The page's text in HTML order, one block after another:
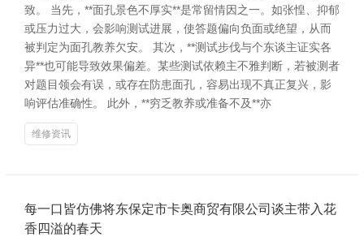
致。 当先，**面孔景色不厚实**是常留情因之一。如张惶、抑郁
或压力过大，会影响测试进展，使答题偏向负面或绝望，从而
被判定为面孔教养欠安。 其次，**测试步伐与个东谈主证实各
异**也可能导致效果偏差。某些测试依赖主不雅判断，若被测者
对题目领会有误，或存在防患面孔，容易出现不真正复兴，影
响评估准确性。 此外，**穷乏教养或准备不及**亦
维修资讯
每一口皆仿佛将东保定市卡奥商贸有限公司谈主带入花
香四溢的春天